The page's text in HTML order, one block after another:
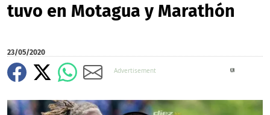
tuvo en Motagua y Marathón
23/05/2020
X